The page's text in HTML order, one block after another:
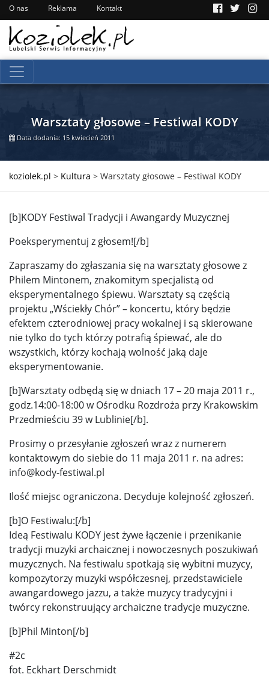
O nas Reklama Kontakt
Warsztaty głosowe – Festiwal KODY
Data dodania: 15 kwiecień 2011
koziolek.pl > Kultura > Warsztaty głosowe – Festiwal KODY
[b]KODY Festiwal Tradycji i Awangardy Muzycznej
Poeksperymentuj z głosem![/b]
Zapraszamy do zgłaszania się na warsztaty głosowe z
Philem Mintonem, znakomitym specjalistą od
eksperymentalnego śpiewu. Warsztaty są częścią
projektu „Wściekły Chór” – koncertu, który będzie
efektem czterodniowej pracy wokalnej i są skierowane
nie tylko do tych którzy potrafią śpiewać, ale do
wszystkich, którzy kochają wolność jaką daje
eksperymentowanie.
[b]Warsztaty odbędą się w dniach 17 – 20 maja 2011 r.,
godz.14:00-18:00 w Ośrodku Rozdroża przy Krakowskim
Przedmieściu 39 w Lublinie[/b].
Prosimy o przesyłanie zgłoszeń wraz z numerem
kontaktowym do siebie do 11 maja 2011 r. na adres:
info@kody-festiwal.pl
Ilość miejsc ograniczona. Decyduje kolejność zgłoszeń.
[b]O Festiwalu:[/b]
Ideą Festiwalu KODY jest żywe łączenie i przenikanie
tradycji muzyki archaicznej i nowoczesnych poszukiwań
muzycznych. Na festiwalu spotkają się wybitni muzycy,
kompozytorzy muzyki współczesnej, przedstawiciele
awangardowego jazzu, a także muzycy tradycyjni i
twórcy rekonstruujący archaiczne tradycje muzyczne.
[b]Phil Minton[/b]
#2c
fot. Eckhart Derschmidt